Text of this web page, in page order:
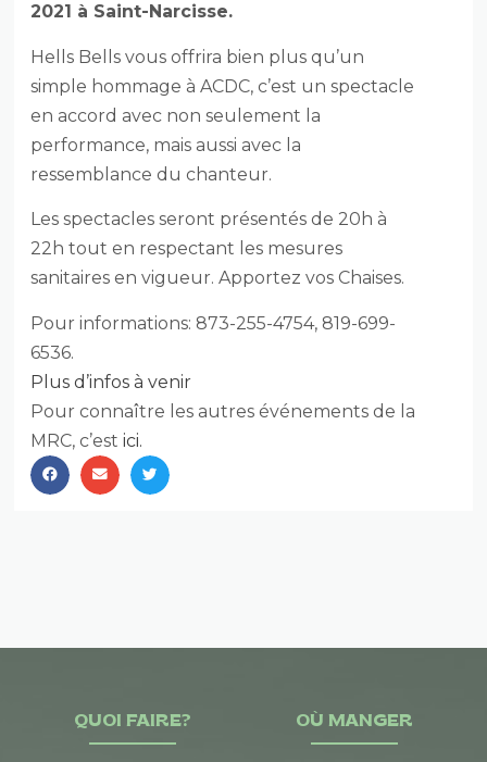
2021 à Saint-Narcisse.
Hells Bells vous offrira bien plus qu’un
simple hommage à ACDC, c’est un spectacle
en accord avec non seulement la
performance, mais aussi avec la
ressemblance du chanteur.
Les spectacles seront présentés de 20h à
22h tout en respectant les mesures
sanitaires en vigueur. Apportez vos Chaises.
Pour informations: 873-255-4754, 819-699-
6536.
Plus d’infos à venir
Pour connaître les autres événements de la
MRC, c’estici.
QUOI FAIRE? OÙ MANGER